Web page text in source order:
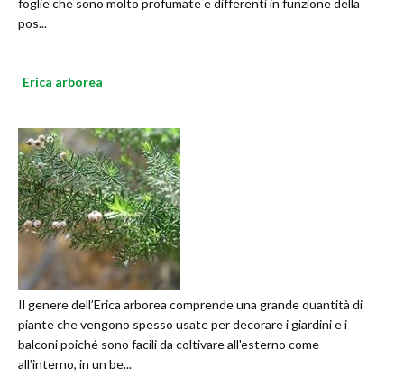
foglie che sono molto profumate e differenti in funzione della
pos...
Erica arborea
Il genere dell’Erica arborea comprende una grande quantità di
piante che vengono spesso usate per decorare i giardini e i
balconi poiché sono facili da coltivare all'esterno come
all’interno, in un be...